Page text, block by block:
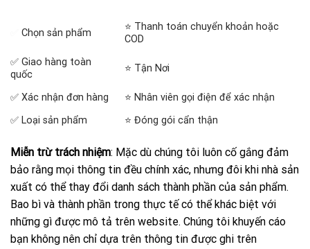
Chọn sản phẩm
⭐ Thanh toán chuyển khoản hoặc
COD
✅ Giao hàng toàn
quốc
⭐ Tận Nơi
✅ Xác nhận đơn hàng
⭐ Nhân viên gọi điện để xác nhận
✅ Loại sản phẩm
⭐ Đóng gói cẩn thận
Miễn trừ trách nhiệm: Mặc dù chúng tôi luôn cố gắng đảm
bảo rằng mọi thông tin đều chính xác, nhưng đôi khi nhà sản
xuất có thể thay đổi danh sách thành phần của sản phẩm.
Bao bì và thành phần trong thực tế có thể khác biệt với
những gì được mô tả trên website. Chúng tôi khuyến cáo
bạn không nên chỉ dựa trên thông tin được ghi trên